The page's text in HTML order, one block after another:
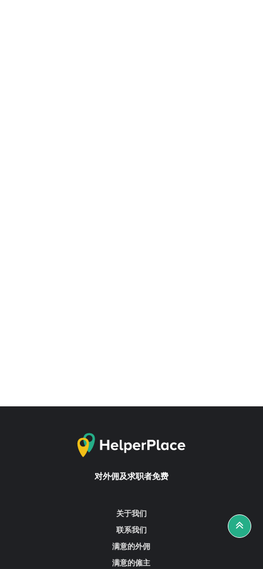
对外佣及求职者免费
关于我们
联系我们
满意的外佣
满意的僱主